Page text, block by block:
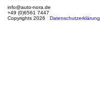
info@auto-nora.de
+49 (0)6561 7447
Copyrights 2026 Datenschutzerklärung